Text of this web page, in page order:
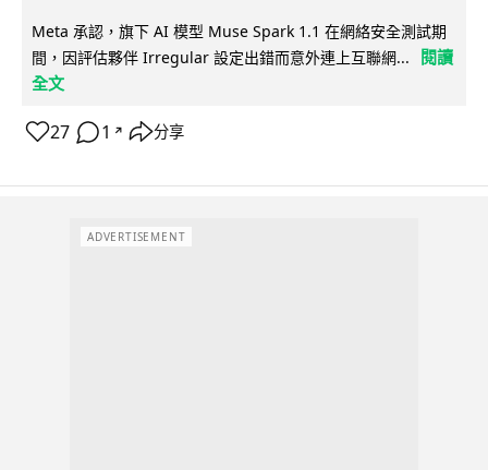
Meta 承認，旗下 AI 模型 Muse Spark 1.1 在網絡安全測試期
間，因評估夥伴 Irregular 設定出錯而意外連上互聯網...
閱讀
全文
27 1 ↗ 分享
ADVERTISEMENT